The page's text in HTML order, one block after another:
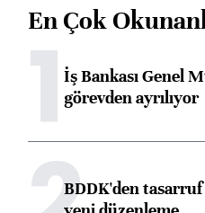
En Çok
1İş Bankası Genel
görevden ayrılıyor
BDDK'den